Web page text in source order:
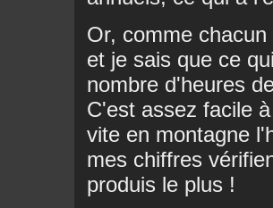
Or, comme
et je sais que ce
nombre d'heures
C'est assez facile
vite en montagne
mes chiffres
produis le plus !